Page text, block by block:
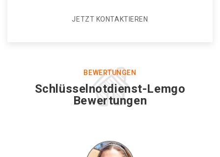
JETZT KONTAKTIEREN
BEWERTUNGEN
Schlüsselnotdienst-Lemgo
Bewertungen